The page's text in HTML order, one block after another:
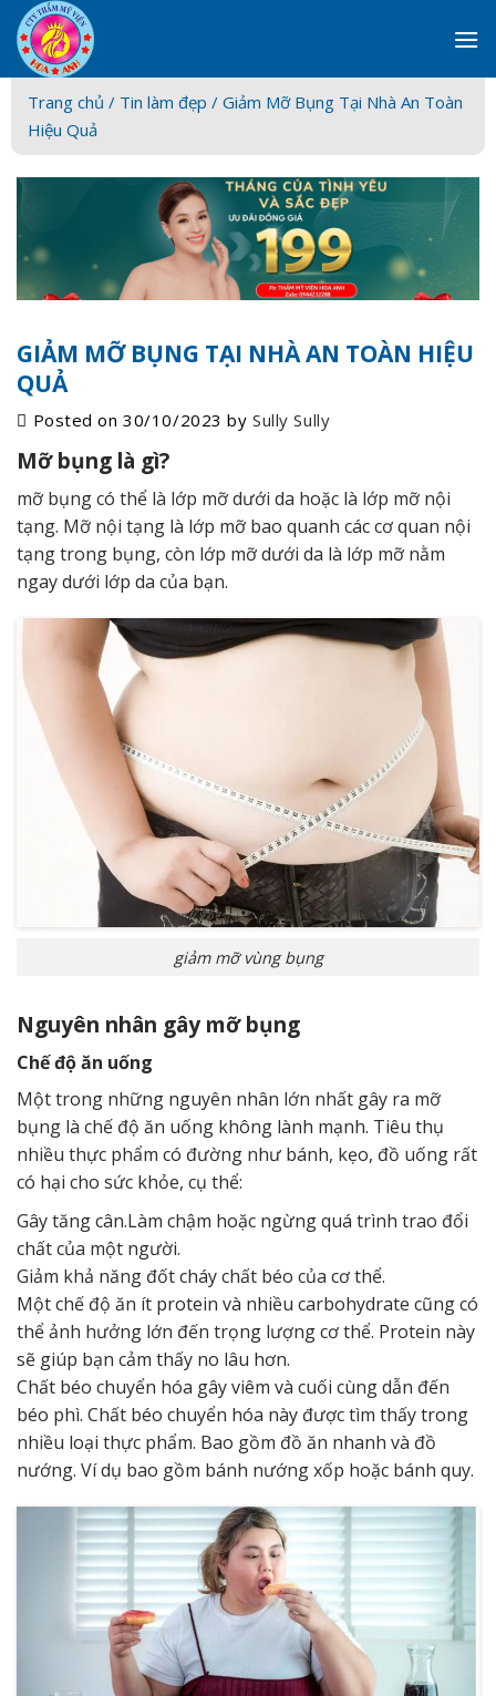
Skip
to
content
Trang chủ / Tin làm đẹp / Giảm Mỡ Bụng Tại Nhà An Toàn
Hiệu Quả
GIẢM MỠ BỤNG TẠI NHÀ AN TOÀN HIỆU
QUẢ
Posted on30/10/2023 bySully Sully
Mỡ bụng là gì?
mỡ bụng có thể là lớp mỡ dưới da hoặc là lớp mỡ nội
tạng. Mỡ nội tạng là lớp mỡ bao quanh các cơ quan nội
tạng trong bụng, còn lớp mỡ dưới da là lớp mỡ nằm
ngay dưới lớp da của bạn.
giảm mỡ vùng bụng
Nguyên nhân gây mỡ bụng
Chế độ ăn uống
Một trong những nguyên nhân lớn nhất gây ra mỡ
bụng là chế độ ăn uống không lành mạnh. Tiêu thụ
nhiều thực phẩm có đường như bánh, kẹo, đồ uống rất
có hại cho sức khỏe, cụ thể:
Gây tăng cân.Làm chậm hoặc ngừng quá trình trao đổi
chất của một người.
Giảm khả năng đốt cháy chất béo của cơ thể.
Một chế độ ăn ít protein và nhiều carbohydrate cũng có
thể ảnh hưởng lớn đến trọng lượng cơ thể. Protein này
sẽ giúp bạn cảm thấy no lâu hơn.
Chất béo chuyển hóa gây viêm và cuối cùng dẫn đến
béo phì. Chất béo chuyển hóa này được tìm thấy trong
nhiều loại thực phẩm. Bao gồm đồ ăn nhanh và đồ
nướng. Ví dụ bao gồm bánh nướng xốp hoặc bánh quy.